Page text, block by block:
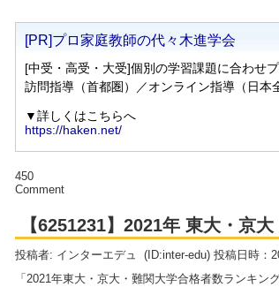
450
Comment
【6251231】2021年 東大・京
投稿者: インターエデュ
(ID:inter-edu) 投稿日時：
「2021年東大・京大・難関大学合格者数ランキン